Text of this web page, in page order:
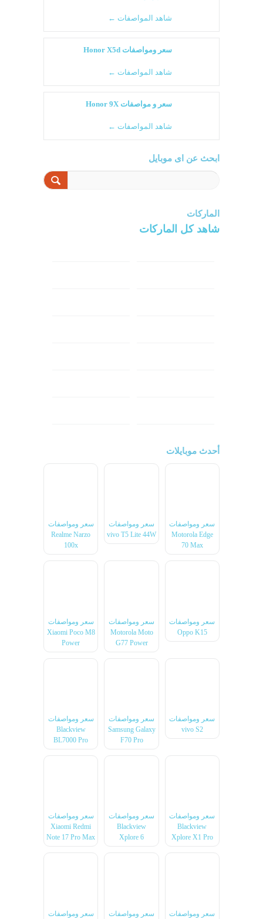
شاهد المواصفات ←
سعر ومواصفات Honor X5d
شاهد المواصفات ←
سعر و مواصفات Honor 9X
شاهد المواصفات ←
ابحث عن اى موبايل
الماركات
شاهد كل الماركات
أحدث موبايلات
سعر ومواصفات
Motorola Edge
70 Max
سعر ومواصفات
vivo T5 Lite 44W
سعر ومواصفات
Realme Narzo
100x
سعر ومواصفات
Oppo K15
سعر ومواصفات
Motorola Moto
G77 Power
سعر ومواصفات
Xiaomi Poco M8
Power
سعر ومواصفات
vivo S2
سعر ومواصفات
Samsung Galaxy
F70 Pro
سعر ومواصفات
Blackview
BL7000 Pro
سعر ومواصفات
Blackview
Xplore X1 Pro
سعر ومواصفات
Blackview
Xplore 6
سعر ومواصفات
Xiaomi Redmi
Note 17 Pro Max
سعر ومواصفات
سعر ومواصفات
سعر ومواصفات